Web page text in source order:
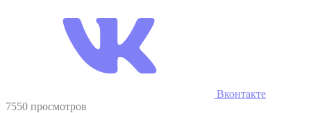
Вконтакте
7550 просмотров